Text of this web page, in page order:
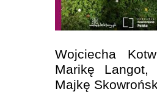
Wojciecha
Marikę Langot,
Majkę